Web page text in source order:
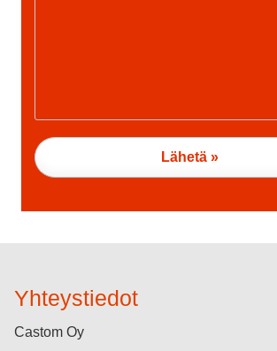
Yhteystiedot
Castom Oy